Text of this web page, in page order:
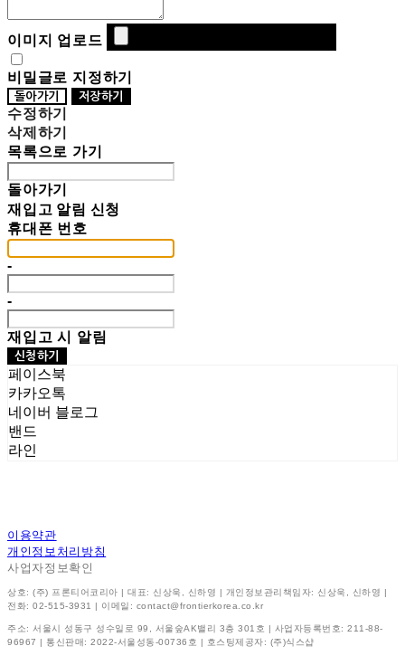
이미지 업로드
비밀글로 지정하기
돌아가기 저장하기
수정하기
삭제하기
목록으로 가기
돌아가기
재입고 알림 신청
휴대폰 번호
-
-
재입고 시 알림
신청하기
페이스북
카카오톡
네이버 블로그
밴드
라인
이용약관
개인정보처리방침
사업자정보확인
상호: (주) 프론티어코리아 | 대표: 신상욱, 신하영 | 개인정보관리책임자: 신상욱, 신하영 |
전화: 02-515-3931 | 이메일: contact@frontierkorea.co.kr
주소: 서울시 성동구 성수일로 99, 서울숲AK밸리 3층 301호 | 사업자등록번호: 211-88-
96967 | 통신판매: 2022-서울성동-00736호 | 호스팅제공자: (주)식스샵